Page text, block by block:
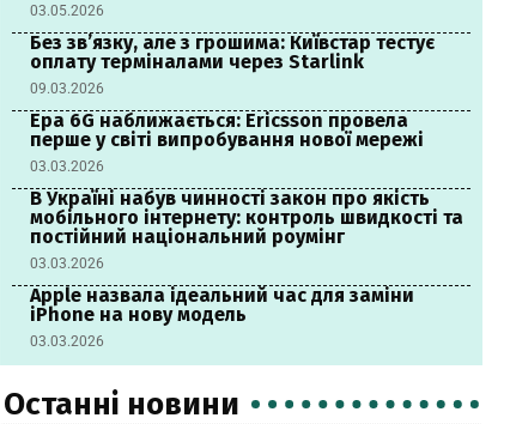
03.05.2026
Без зв’язку, але з грошима: Київстар тестує
оплату терміналами через Starlink
09.03.2026
Ера 6G наближається: Ericsson провела
перше у світі випробування нової мережі
03.03.2026
В Україні набув чинності закон про якість
мобільного інтернету: контроль швидкості та
постійний національний роумінг
03.03.2026
Apple назвала ідеальний час для заміни
iPhone на нову модель
03.03.2026
Останні новини